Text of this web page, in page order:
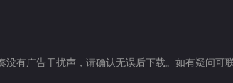
没有广告干扰声，请确认无误后下载。如有疑